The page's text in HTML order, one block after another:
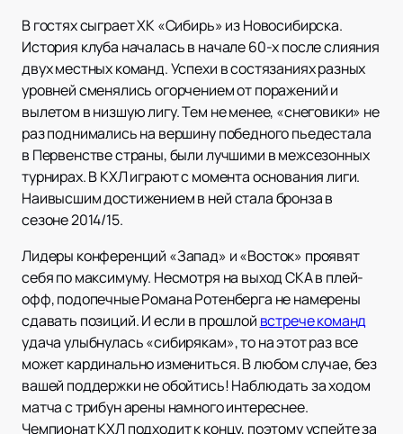
В гостях сыграет ХК «Сибирь» из Новосибирска.
История клуба началась в начале 60-х после слияния
двух местных команд. Успехи в состязаниях разных
уровней сменялись огорчением от поражений и
вылетом в низшую лигу. Тем не менее, «снеговики» не
раз поднимались на вершину победного пьедестала
в Первенстве страны, были лучшими в межсезонных
турнирах. В КХЛ играют с момента основания лиги.
Наивысшим достижением в ней стала бронза в
сезоне 2014/15.
Лидеры конференций «Запад» и «Восток» проявят
себя по максимуму. Несмотря на выход СКА в плей-
офф, подопечные Романа Ротенберга не намерены
сдавать позиций. И если в прошлой встрече команд
удача улыбнулась «сибирякам», то на этот раз все
может кардинально измениться. В любом случае, без
вашей поддержки не обойтись! Наблюдать за ходом
матча с трибун арены намного интереснее.
Чемпионат КХЛ подходит к концу, поэтому успейте за